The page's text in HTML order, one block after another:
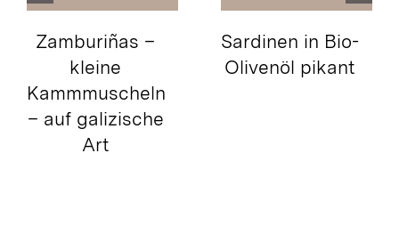
Zamburiñas –
kleine
Kammmuscheln
– auf galizische
Art
Sardinen in Bio-
Olivenöl pikant